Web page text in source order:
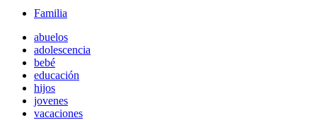
Familia
abuelos
adolescencia
bebé
educación
hijos
jovenes
vacaciones